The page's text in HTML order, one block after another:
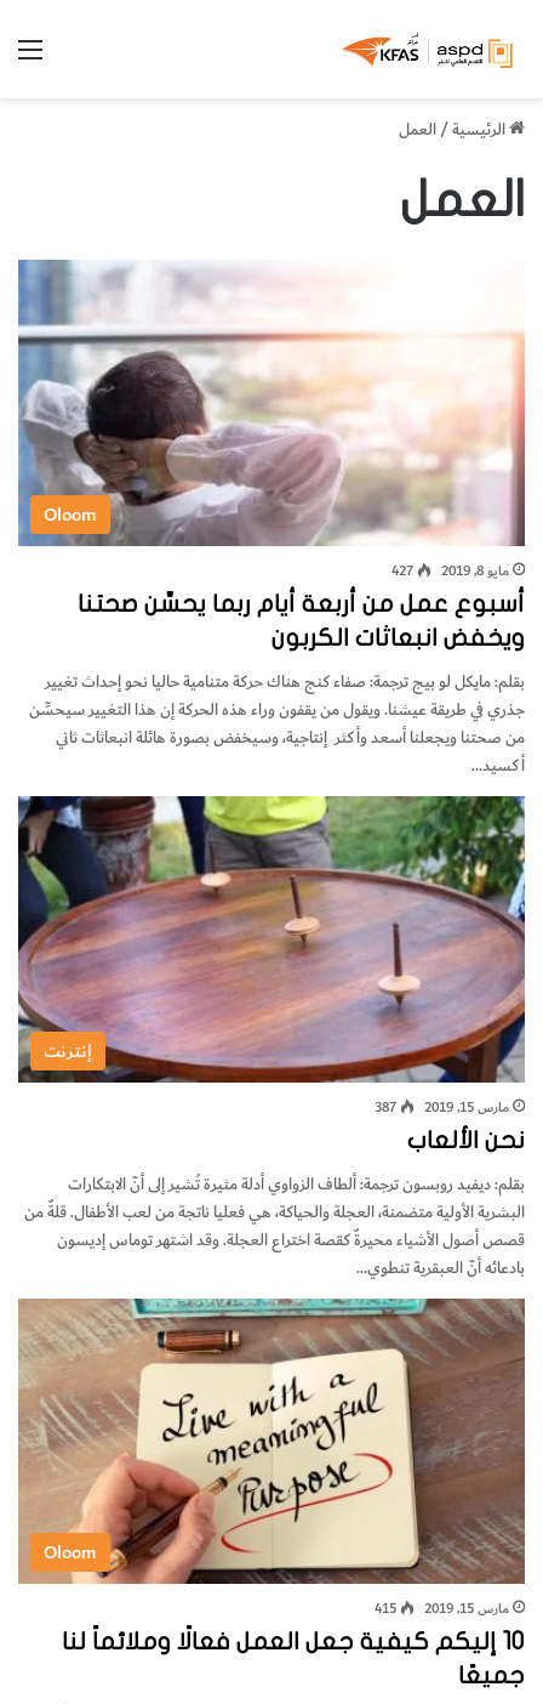
الرئيسية/العمل
العمل
Oloom
مايو 8, 2019 427
أسبوع عمل من أربعة أيام ربما يحسِّن صحتنا
ويخفض انبعاثات الكربون
بقلم: مايكل لو بيج ترجمة: صفاء كنج هناك حركة متنامية حاليا نحو إحداث تغيير
جذري في طريقة عيشنا. ويقول من يقفون وراء هذه الحركة إن هذا التغيير سيحسِّن
من صحتنا ويجعلنا أسعد وأكثر إنتاجية، وسيخفض بصورة هائلة انبعاثات ثاني
أكسيد…
إنترنت
مارس 15, 2019 387
نحن الألعاب
بقلم: ديفيد روبسون ترجمة: ألطاف الزواوي أدلة مثيرة تُشير إلى أنّ الابتكارات
البشرية الأولية متضمنة، العجلة والحياكة، هي فعليا ناتجة من لعب الأطفال. قلةٌ من
قصص أصول الأشياء محيرةٌ كقصة اختراع العجلة. وقد اشتهر توماس إديسون
بادعائه أنّ العبقرية تنطوي…
Oloom
مارس 15, 2019 415
10 إليكم كيفية جعل العمل فعالًا وملائماً لنا
جميعًا